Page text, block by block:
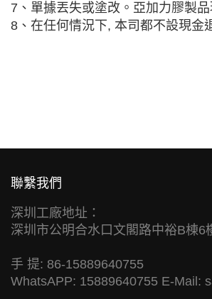
7、單據丟失或塗改。亞加力膠製
8、在任何情況下, 本司都不設現金
聯繫我們
深圳工廠地址：
深圳市公明合水口文閣路中裕B棟6
手 提: 86-15889640755
WhatsAPP: 15889640755 E-Mail: